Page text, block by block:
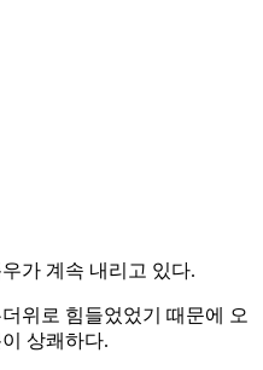
가 계속 내리고 있다.
위로 힘들었었기 때문에 오
상쾌하다.